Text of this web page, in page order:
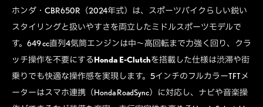
ホンダ・CBR650R（2024年式）は、スポーツバイクらしい鋭い
スタイリングと扱いやすさを両立したミドルスポーツモデルで
す。649 cc直列4気筒エンジンは中〜高回転まで力強く回り、クラ
ッチ操作を不要にするHonda E-Clutchを搭載した仕様は渋滞や街
乗りでも快適な操作感を実現します。5インチのフルカラーTFTメ
ーターはスマホ連携（Honda RoadSync）に対応し、ナビや音楽操